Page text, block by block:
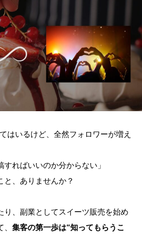
はいるけど、全然フォロワーが増え
すればいいのか分からない」
と、ありませんか？
り、副業としてスイーツ販売を始め
集客の第一歩は“知ってもらうこ